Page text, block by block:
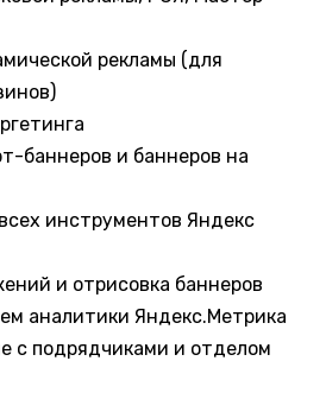
рекламы (для
баннеров и баннеров на
инструментов Яндекс
и отрисовка баннеров
аналитики Яндекс.Метрика
с подрядчиками и отделом